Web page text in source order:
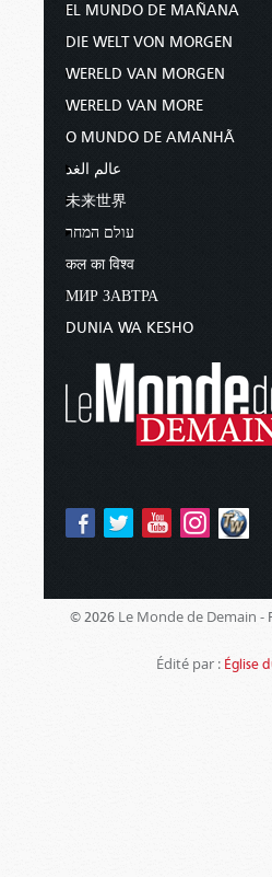
EL MUNDO DE MAÑANA
DIE WELT VON MORGEN
WERELD VAN MORGEN
WERELD VAN MORE
O MUNDO DE AMANHÃ
عالم الغد
未来世界
עולם המחר
कल का विश्व
МИР ЗАВТРА
DUNIA WA KESHO
© 2026 Le Monde de Demain -
Édité par : Église